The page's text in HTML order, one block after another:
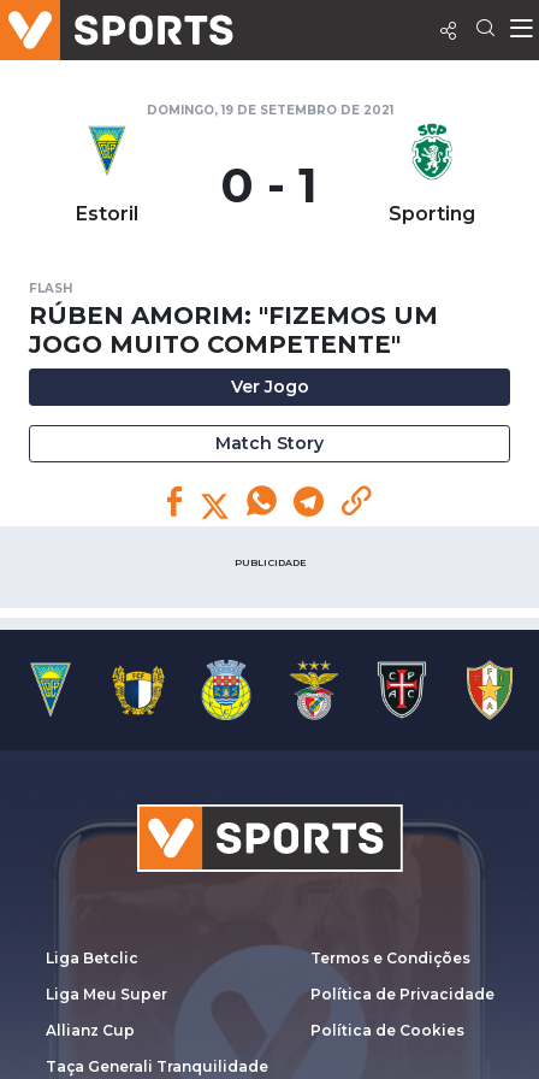
DOMINGO, 19 DE SETEMBRO DE 2021
Estoril 0 - 1 Sporting
FLASH
RÚBEN AMORIM: "FIZEMOS UM
JOGO MUITO COMPETENTE"
Ver Jogo
Match Story
PUBLICIDADE
Liga Betclic
Liga Meu Super
Allianz Cup
Taça Generali Tranquilidade
Termos e Condições
Política de Privacidade
Política de Cookies